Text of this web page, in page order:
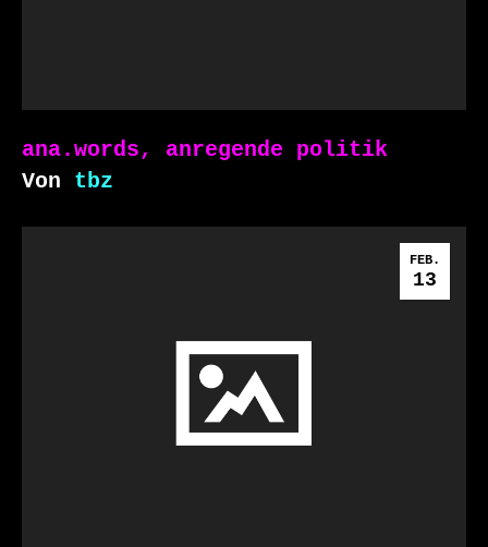
ana.words, anregende politik
Von tbz
FEB.
13